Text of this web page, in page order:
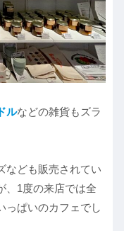
ルなどの雑貨もズラ
なども販売されてい
、1度の来店では全
っぱいのカフェでし